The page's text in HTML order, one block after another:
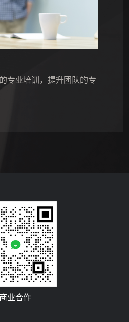
专业培训，提升团队的专
指导企业战略决策。
商业合作